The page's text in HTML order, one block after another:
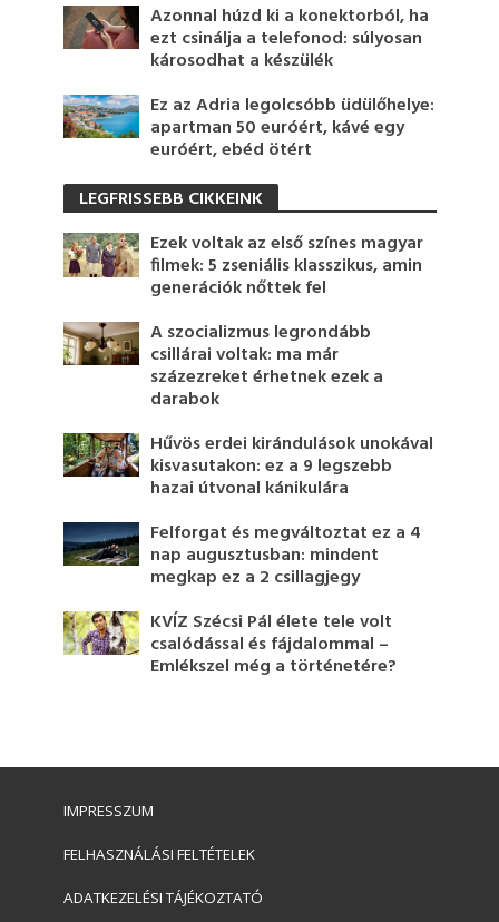
Azonnal húzd ki a konektorból, ha
ezt csinálja a telefonod: súlyosan
károsodhat a készülék
Ez az Adria legolcsóbb üdülőhelye:
apartman 50 euróért, kávé egy
euróért, ebéd ötért
LEGFRISSEBB CIKKEINK
Ezek voltak az első színes magyar
filmek: 5 zseniális klasszikus, amin
generációk nőttek fel
A szocializmus legrondább
csillárai voltak: ma már
százezreket érhetnek ezek a
darabok
Hűvös erdei kirándulások unokával
kisvasutakon: ez a 9 legszebb
hazai útvonal kánikulára
Felforgat és megváltoztat ez a 4
nap augusztusban: mindent
megkap ez a 2 csillagjegy
KVÍZ Szécsi Pál élete tele volt
csalódással és fájdalommal –
Emlékszel még a történetére?
IMPRESSZUM
FELHASZNÁLÁSI FELTÉTELEK
ADATKEZELÉSI TÁJÉKOZTATÓ